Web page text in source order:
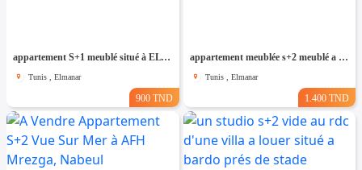
appartement S+1 meublé situé à EL Manar 1
Tunis , Elmanar
900 TND
appartement meublée s+2 meublé a el Manar 2
Tunis , Elmanar
1.400 TND